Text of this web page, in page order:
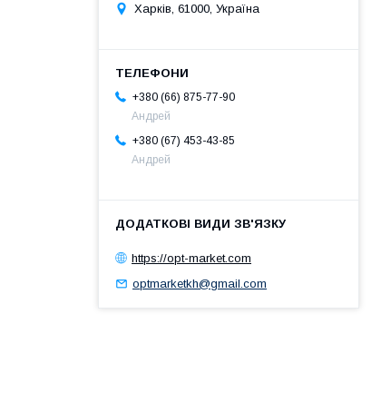
Харків, 61000, Україна
+380 (66) 875-77-90
Андрей
+380 (67) 453-43-85
Андрей
https://opt-market.com
optmarketkh@gmail.com